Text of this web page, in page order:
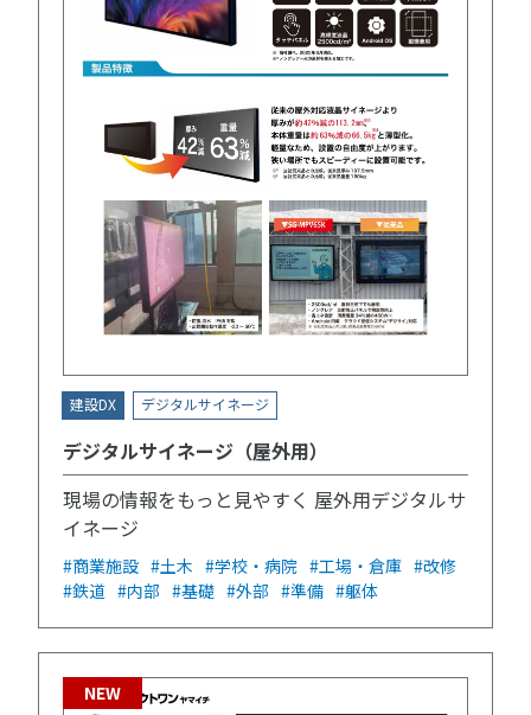
建設DX デジタルサイネージ
デジタルサイネージ（屋外用）
現場の情報をもっと見やすく 屋外用デジタルサ
イネージ
#商業施設 #土木 #学校・病院 #工場・倉庫 #改修
#鉄道 #内部 #基礎 #外部 #準備 #躯体
NEW